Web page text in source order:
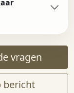
vragen
bericht